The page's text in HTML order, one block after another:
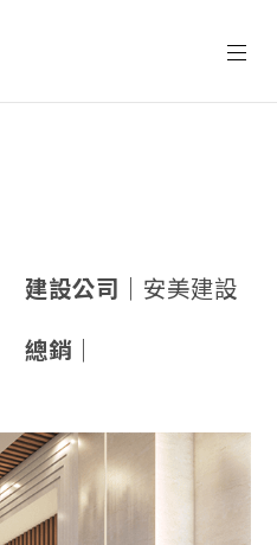
建設公司｜ 安美建設
總銷｜